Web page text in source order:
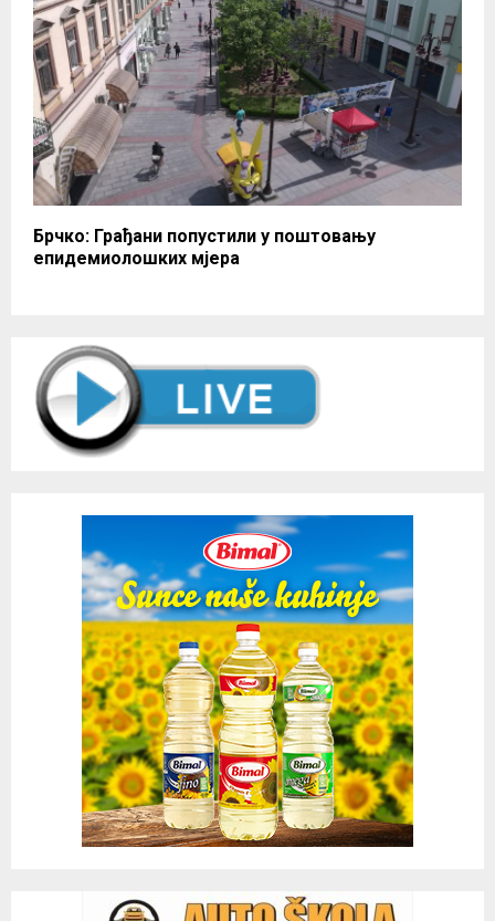
Брчко: Грађани попустили у поштовању
епидемиолошких мјера